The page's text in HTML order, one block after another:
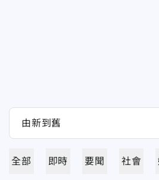
全部 即時 要聞 社會